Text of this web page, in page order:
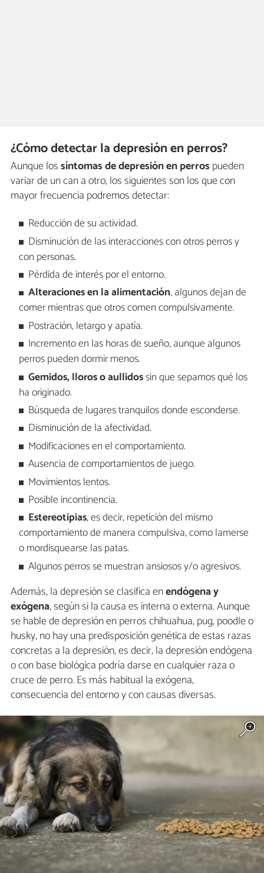
¿Cómo detectar la depresión en perros?
Aunque lossíntomas de depresión en perros pueden
variar de un can a otro, los siguientes son los que con
mayor frecuencia podremos detectar:
Reducción de su actividad.
Disminución de las interacciones con otros perros y
con personas.
Pérdida de interés por el entorno.
Alteraciones en la alimentación, algunos dejan de
comer mientras que otros comen compulsivamente.
Postración, letargo y apatía.
Incremento en las horas de sueño, aunque algunos
perros pueden dormir menos.
Gemidos, lloros o aullidossin que sepamos qué los
ha originado.
Búsqueda de lugares tranquilos donde esconderse.
Disminución de la afectividad.
Modificaciones en el comportamiento.
Ausencia de comportamientos de juego.
Movimientos lentos.
Posible incontinencia.
Estereotipias, es decir, repetición del mismo
comportamiento de manera compulsiva, como lamerse
o mordisquearse las patas.
Algunos perros se muestran ansiosos y/o agresivos.
Además, la depresión se clasifica enendógena y
exógena, según si la causa es interna o externa. Aunque
se hable de depresión en perros chihuahua, pug, poodle o
husky, no hay una predisposición genética de estas razas
concretas a la depresión, es decir, la depresión endógena
o con base biológica podría darse en cualquier raza o
cruce de perro. Es más habitual la exógena,
consecuencia del entorno y con causas diversas.